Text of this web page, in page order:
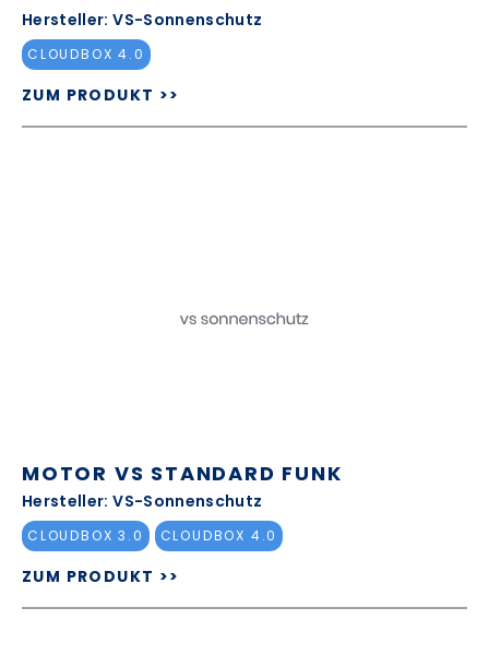
Hersteller: VS-Sonnenschutz
CLOUDBOX 4.0
ZUM PRODUKT >>
MOTOR VS STANDARD FUNK
Hersteller: VS-Sonnenschutz
CLOUDBOX 3.0 CLOUDBOX 4.0
ZUM PRODUKT >>